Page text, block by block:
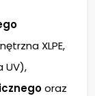
XLPE,
UV),
oraz